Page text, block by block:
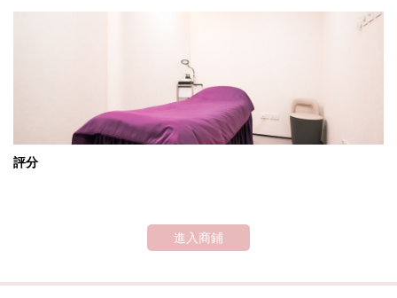
評分
進入商鋪